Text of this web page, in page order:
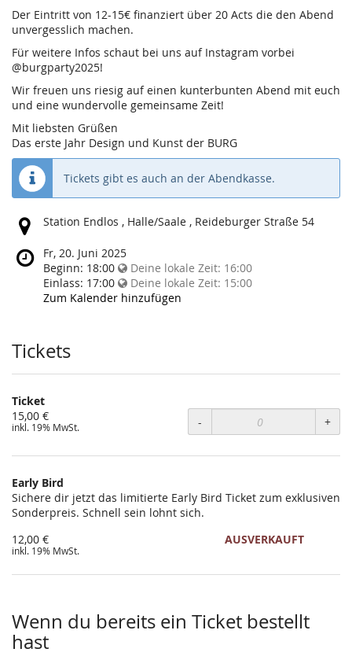
Der Eintritt von 12-15€ finanziert über 20 Acts die den Abend
unvergesslich machen.
Für weitere Infos schaut bei uns auf Instagram vorbei
@burgparty2025!
Wir freuen uns riesig auf einen kunterbunten Abend mit euch
und eine wundervolle gemeinsame Zeit!
Mit liebsten Grüßen
Das erste Jahr Design und Kunst der BURG
Tickets gibt es auch an der Abendkasse.
Wo
diese
Veranstaltung
statt?
Station Endlos , Halle/Saale , Reideburger Straße 54
Wann
findet
diese
Veranstaltung
Fr, 20. Juni 2025
Beginn: 18:00 Deine lokale Zeit: 16:00
Einlass: 17:00 Deine lokale Zeit: 15:00
Zum Kalender hinzufügen
Tickets
Ticket
15,00 €
inkl. 19% MwSt. - +
Early Bird
Sichere dir jetzt das limitierte Early Bird Ticket zum exklusiven
Sonderpreis. Schnell sein lohnt sich.
12,00 €
inkl. 19% MwSt.
AUSVERKAUFT
Wenn du bereits ein Ticket bestellt
hast